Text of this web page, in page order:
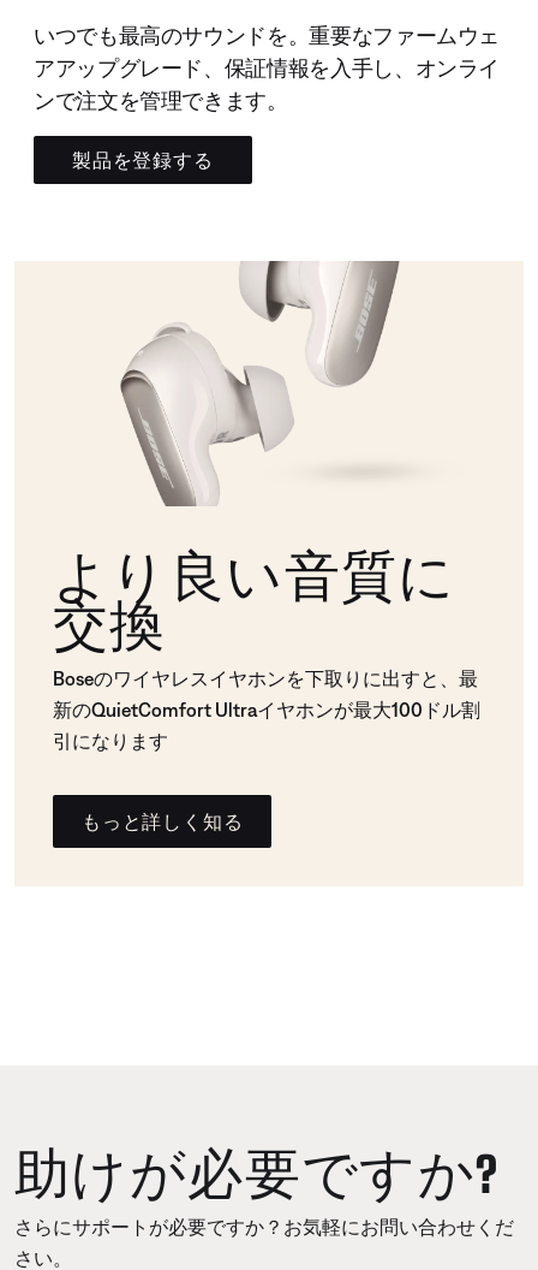
いつでも最高のサウンドを。重要なファームウェ
アアップグレード、保証情報を入手し、オンライ
ンで注文を管理できます。
製品を登録する
より良い音質に
交換
Boseのワイヤレスイヤホンを下取りに出すと、最
新のQuietComfort Ultraイヤホンが最大100ドル割
引になります
もっと詳しく知る
助けが必要ですか?
さらにサポートが必要ですか？お気軽にお問い合わせくだ
さい。